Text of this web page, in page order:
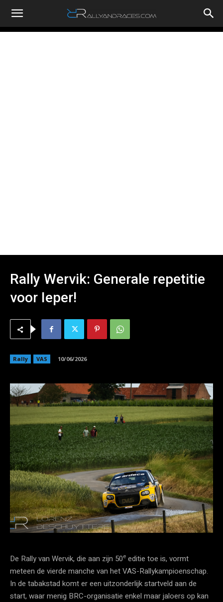
RallyandRaces.com
Rally Wervik: Generale repetitie
voor Ieper!
Rally VAS 10/06/2026
De Rally van Wervik, die aan zijn 50e editie toe is, vormt
meteen de vierde manche van het VAS-Rallykampioenschap.
In de tabakstad komt er een uitzonderlijk startveld aan de
start, waar menig BRC-organisatie enkel maar jaloers op kan